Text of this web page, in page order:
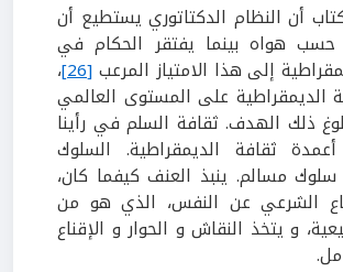
أن النظام الدكتاتوري يستطيع أن
حسب هواه بينما يفتقر الحكام في
إلى هذا الامتياز المرعب [26]
،
الديمقراطية على المستوى العالمي
ذلك الهدف. ثقافة السلم في رأينا
ثقافة الديمقراطية. السلوك
مسالم. ينبذ العنف كيفما كان،
الشرعي عن النفس، الذي هو من
و يتخذ النقاش و الحوار و الإقناع